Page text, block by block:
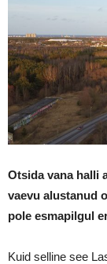
Otsida vana halli
vaevu alustanud
pole esmapilgul
Kuid selline see